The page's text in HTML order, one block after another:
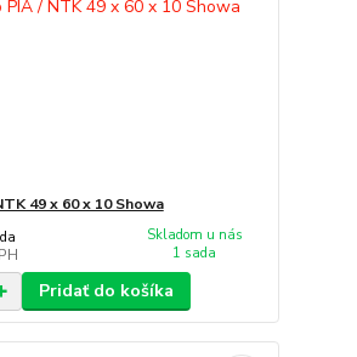
49 x 60 x 10 Showa
Skladom u nás
1 sada
Pridať do košíka